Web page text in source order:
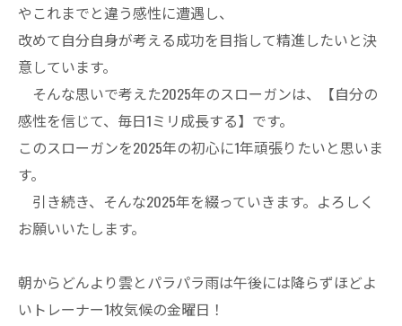
やこれまでと違う感性に遭遇し、
改めて自分自身が考える成功を目指して精進したいと決
意しています。
そんな思いで考えた2025年のスローガンは、【自分の
感性を信じて、毎日1ミリ成長する】です。
このスローガンを2025年の初心に1年頑張りたいと思いま
す。
引き続き、そんな2025年を綴っていきます。よろしく
お願いいたします。
朝からどんより雲とパラパラ雨は午後には降らずほどよ
いトレーナー1枚気候の金曜日！